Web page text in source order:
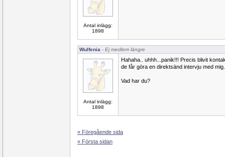
Antal inlägg:
1898
Wulfenia - Ej medlem längre
Antal inlägg:
1898
Hahaha.. uhhh...panik!!! Precis blivit
de får göra en direktsänd intervju med
Vad har du?
« Föregående sida
« Första sidan